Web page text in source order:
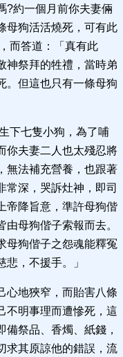
?約一個月前你夫妻倆
母狗活活燒死，可有此
而答道：「真有此
神祭拜的牲禮，當時弟
。但這也只有一條母狗
下七隻小狗，為了哺
你夫妻二人也太殘忍將
無法補充營養，也跟著
常深，哭訴灶神，即司
帝降旨意，準許母狗偕
母狗偕子索報而去。
母狗偕子之怨魂能釋冤
，不援手。」
心地狹窄，而貽害八條
不明事理而遭慘死，這
祭品、香燭、紙錢，
求其原諒他的錯誤，流